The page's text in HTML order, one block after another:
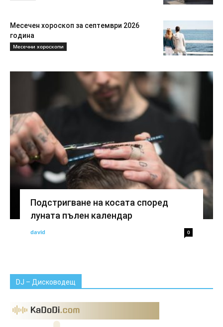
Месечен хороскоп за септември 2026
година
Месечни хороскопи
Подстригване на косата според
луната пълен календар
david 0
DJ – Дисководещ